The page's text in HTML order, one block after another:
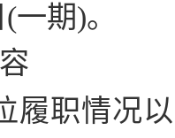
期)。
履职情况